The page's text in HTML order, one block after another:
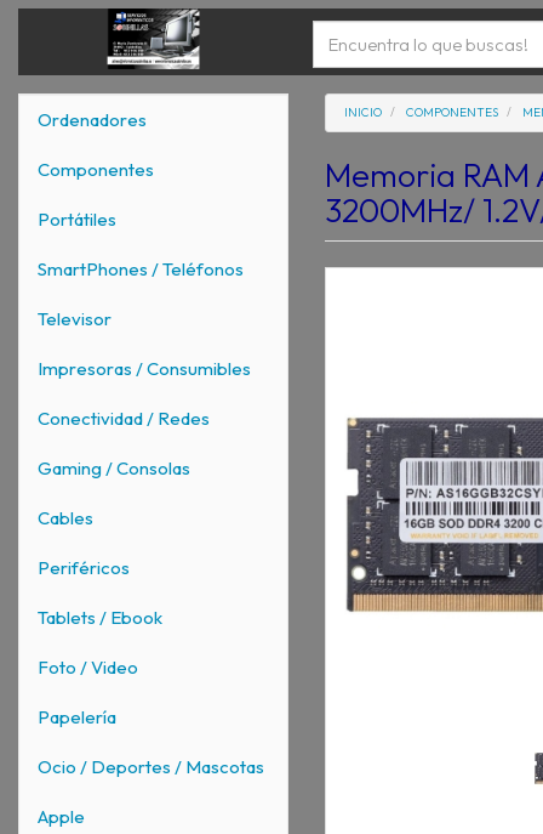
Ordenadores
Componentes
Portátiles
SmartPhones / Teléfonos
Televisor
Impresoras / Consumibles
Conectividad / Redes
Gaming / Consolas
Cables
Periféricos
Tablets / Ebook
Foto / Video
Papelería
Ocio / Deportes / Mascotas
Apple
INICIO COMPONENTES
Memoria RAM
3200MHz/